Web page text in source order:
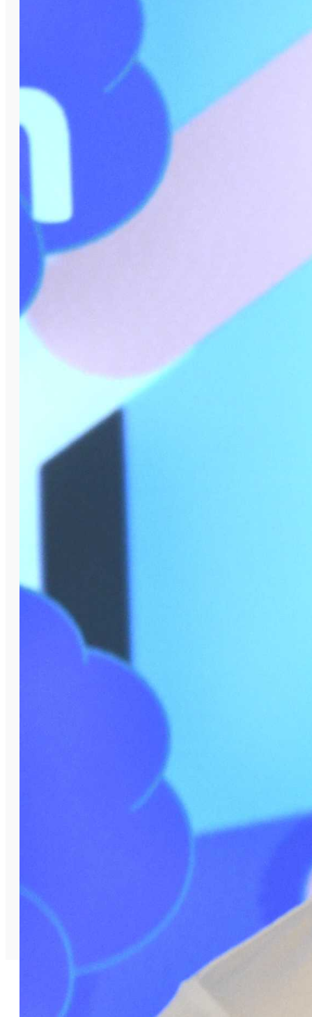
«Системное администрирование». В
последней из них участвует Алексей
Мальцев. По итогам заочного этапа он
вошёл в 20-ку сильнейших педагогов.
– Весной этого года занял второе место в
муниципальном конкурсе педагогов
дополнительного образования «Сердце
отдаю детям». В профессиональном
состязании всероссийского масштаба
участвую впервые. И, конечно, рад выходу в
полуфинал. Это не только поднимает мой
престиж как педагога, но и организации в
целом. Настрой на победу серьёзный. На
очном этапе, который состоится в
сентябре, предстоит рассказать об
очередном проекте, который мы делаем с
учениками для музея «Магнезит».
Подробности пока не могу раскрыть, –
говорит Алексей. – Очень горжусь
успехами ребят, которые у меня
занимаются. В прошлом учебном году
Владимир Акбашев, Илья Рузиев, Тимофей
Чистяков стали победителями областного
хакатона по системному
администрированию «СистемУм» ( г.
Южноуральск) в категории Junior. Матвей
заданию творчески, продемонстрировав
не только свою заинтересованность и
профессионализм, но и авторские методы
обучения при работе с детьми. Это
свидетельствует о хорошей подготовке
наших преподавателей и даёт
уверенность в том, что цифровой
трансформацией образования в
российских регионах занимаются
следующем этапе конкурса, – отметила
председатель конкурсной комиссии,
руководитель комитета по
«Отечественный софт», руководитель
Ксения Максимова
Благодарим за фото «IT-куб. Сатка»